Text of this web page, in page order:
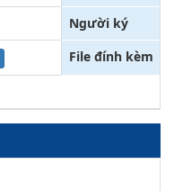
Người ký
File đính kèm